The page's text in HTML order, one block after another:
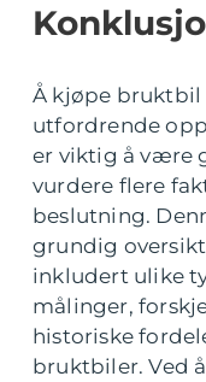
Å kjøpe bruktbil
utfordrende
er viktig å være
vurdere flere
beslutning.
grundig
inkludert ulike
målinger,
historiske
bruktbiler. Ved